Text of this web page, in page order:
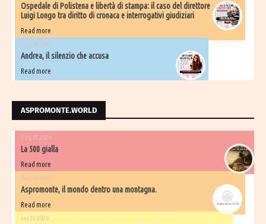
Ospedale di Polistena e libertà di stampa: il caso del direttore
Luigi Longo tra diritto di cronaca e interrogativi giudiziari
Read more
Aug 08 2026
Andrea, il silenzio che accusa
Read more
ASPROMONTE.WORLD
Aug 07 2026
La 500 gialla
Read more
Aug 06 2026
Aspromonte, il mondo dentro una montagna.
Read more
Jul 26 2026